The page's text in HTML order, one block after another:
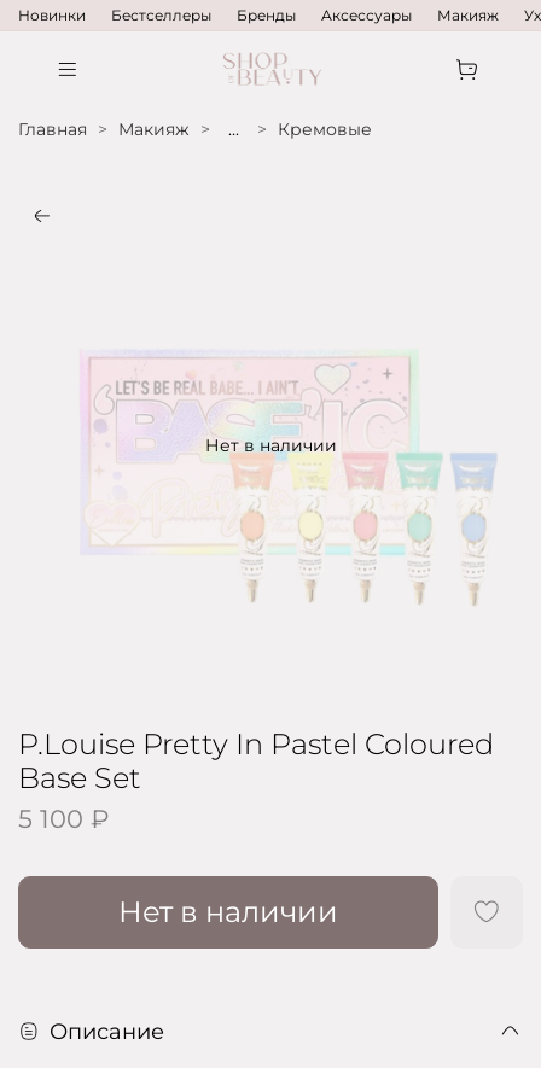
Новинки Бестселлеры Бренды Аксессуары Макияж
Главная Макияж ... Кремовые
Нет в наличии
P.Louise Pretty In Pastel Coloured
Base Set
5 100 ₽
Нет в наличии
Описание